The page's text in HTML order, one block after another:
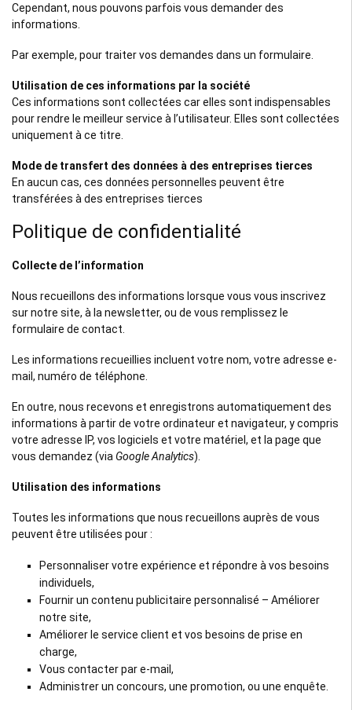
Cependant, nous pouvons parfois vous demander des
informations.
Par exemple, pour traiter vos demandes dans un formulaire.
Utilisation de ces informations par la société
Ces informations sont collectées car elles sont indispensables
pour rendre le meilleur service à l’utilisateur. Elles sont collectées
uniquement à ce titre.
Mode de transfert des données à des entreprises tierces
En aucun cas, ces données personnelles peuvent être
transférées à des entreprises tierces
Politique de confidentialité
Collecte de l’information
Nous recueillons des informations lorsque vous vous inscrivez
sur notre site, à la newsletter, ou de vous remplissez le
formulaire de contact.
Les informations recueillies incluent votre nom, votre adresse e-
mail, numéro de téléphone.
En outre, nous recevons et enregistrons automatiquement des
informations à partir de votre ordinateur et navigateur, y compris
votre adresse IP, vos logiciels et votre matériel, et la page que
vous demandez (via Google Analytics).
Utilisation des informations
Toutes les informations que nous recueillons auprès de vous
peuvent être utilisées pour :
Personnaliser votre expérience et répondre à vos besoins
individuels,
Fournir un contenu publicitaire personnalisé – Améliorer
notre site,
Améliorer le service client et vos besoins de prise en
charge,
Vous contacter par e-mail,
Administrer un concours, une promotion, ou une enquête.